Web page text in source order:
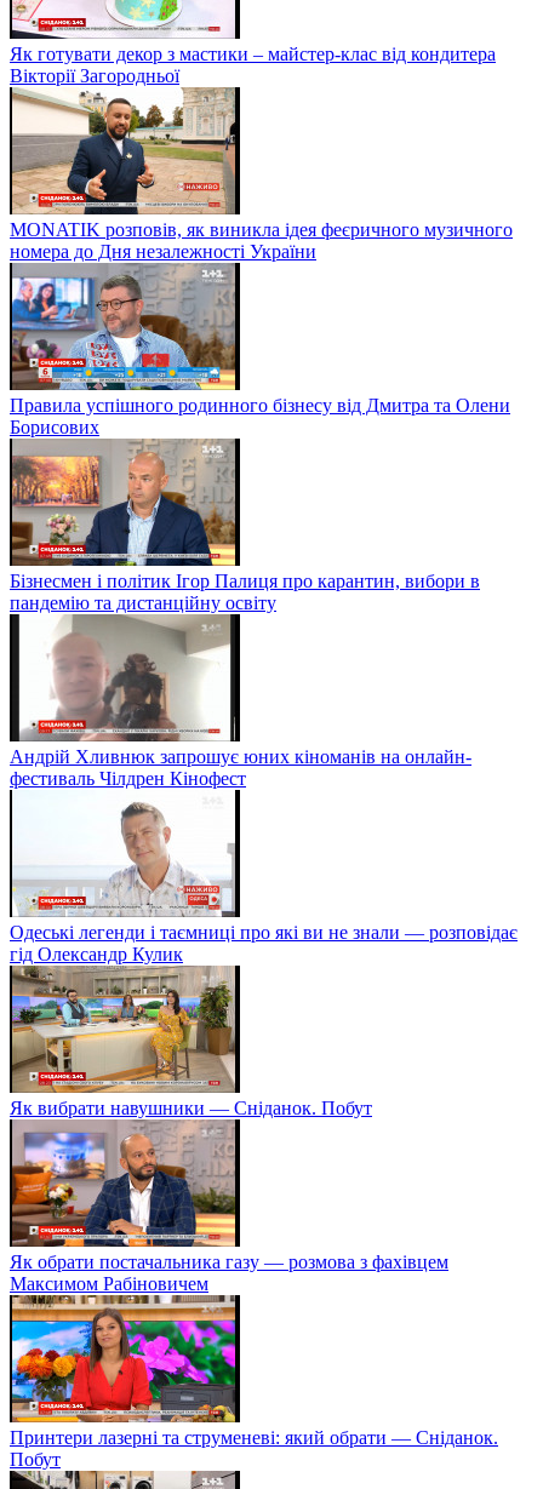
Як готувати декор з мастики – майстер-клас від кондитера
Вікторії Загородньої
MONATIK розповів, як виникла ідея феєричного музичного
номера до Дня незалежності України
Правила успішного родинного бізнесу від Дмитра та Олени
Борисових
Бізнесмен і політик Ігор Палиця про карантин, вибори в
пандемію та дистанційну освіту
Андрій Хливнюк запрошує юних кіноманів на онлайн-
фестиваль Чілдрен Кінофест
Одеські легенди і таємниці про які ви не знали — розповідає
гід Олександр Кулик
Як вибрати навушники — Сніданок. Побут
Як обрати постачальника газу — розмова з фахівцем
Максимом Рабіновичем
Принтери лазерні та струменеві: який обрати — Сніданок.
Побут